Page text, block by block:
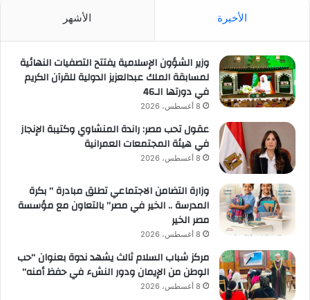
الأخيرة الأشهر
وزير الشؤون الإسلامية يفتتح التصفيات النهائية
لمسابقة الملك عبدالعزيز الدولية للقرآن الكريم
في دورتها الـ46
8 أغسطس، 2026
عقول تحب مصر: راندة المنشاوي وكتيبة الإنجاز
في هيئة المجتمعات العمرانية
8 أغسطس، 2026
وزارة التضامن الاجتماعي تطلق مبادرة ” بكرة
المدرسة .. الخير في مصر” بالتعاون مع مؤسسة
مصر الخير
8 أغسطس، 2026
مركز شباب السلام ثالث يشهد ندوة بعنوان “حب
الوطن من الإيمان ودور النشء في حفظ أمنه”
8 أغسطس، 2026